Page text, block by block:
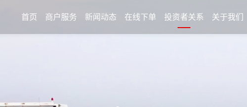
首页 商户服务 新闻动态 在线下单 投资者关系 关于我们